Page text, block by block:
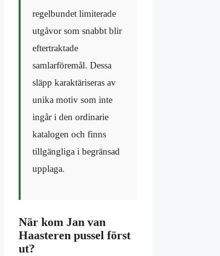
regelbundet limiterade
utgåvor som snabbt blir
eftertraktade
samlarföremål. Dessa
släpp karaktäriseras av
unika motiv som inte
ingår i den ordinarie
katalogen och finns
tillgängliga i begränsad
upplaga.
När kom Jan van
Haasteren pussel först
ut?